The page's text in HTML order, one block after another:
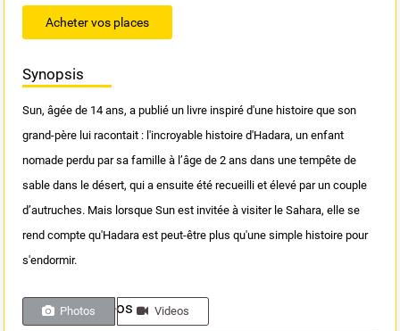
Acheter vos places
Synopsis
Sun, âgée de 14 ans, a publié un livre inspiré d'une histoire que son
grand-père lui racontait : l'incroyable histoire d'Hadara, un enfant
nomade perdu par sa famille à l’âge de 2 ans dans une tempête de
sable dans le désert, qui a ensuite été recueilli et élevé par un couple
d’autruches. Mais lorsque Sun est invitée à visiter le Sahara, elle se
rend compte qu'Hadara est peut-être plus qu'une simple histoire pour
s'endormir.
Photos & videos
Photos Videos